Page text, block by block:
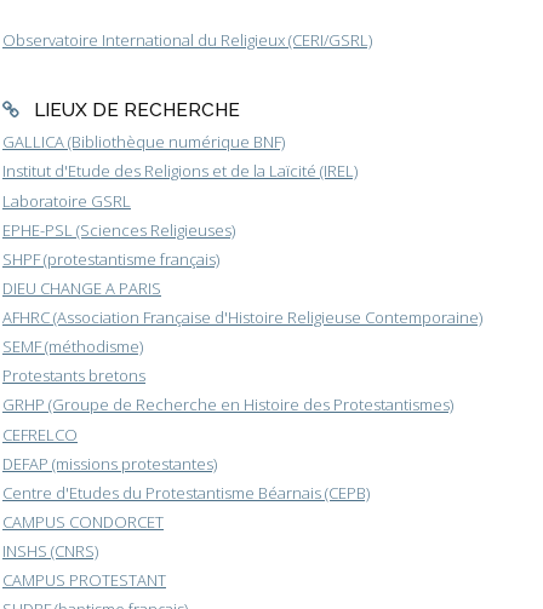
Observatoire International du Religieux (CERI/GSRL)
LIEUX DE RECHERCHE
GALLICA (Bibliothèque numérique BNF)
Institut d'Etude des Religions et de la Laïcité (IREL)
Laboratoire GSRL
EPHE-PSL (Sciences Religieuses)
SHPF (protestantisme français)
DIEU CHANGE A PARIS
AFHRC (Association Française d'Histoire Religieuse Contemporaine)
SEMF (méthodisme)
Protestants bretons
GRHP (Groupe de Recherche en Histoire des Protestantismes)
CEFRELCO
DEFAP (missions protestantes)
Centre d'Etudes du Protestantisme Béarnais (CEPB)
CAMPUS CONDORCET
INSHS (CNRS)
CAMPUS PROTESTANT